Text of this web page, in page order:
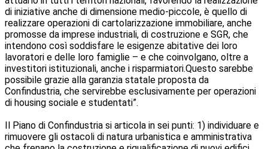
di iniziative anche di dimensione medio-piccole, è quello di
realizzare operazioni di cartolarizzazione immobiliare, anche
promosse da imprese industriali, di costruzione e SGR, che
intendono così soddisfare le esigenze abitative dei loro
lavoratori e delle loro famiglie – e che coinvolgano, oltre a
investitori istituzionali, anche i risparmiatori.Questo sarebbe
possibile grazie alla garanzia statale proposta da
Confindustria, che servirebbe esclusivamente per operazioni
di housing sociale e studentati”.
Il Piano di Confindustria si articola in sei punti: 1) individuare e
rimuovere gli ostacoli di natura urbanistica e amministrativa